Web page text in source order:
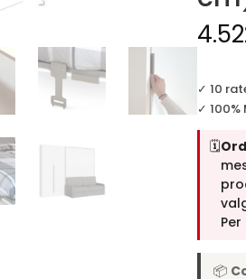
✓ 10
✓
🗓️
📦